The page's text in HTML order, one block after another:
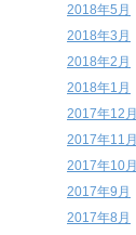
2018年5月
2018年3月
2018年2月
2018年1月
2017年12月
2017年11月
2017年10月
2017年9月
2017年8月